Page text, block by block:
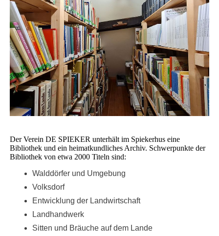
Der Verein DE SPIEKER unterhält im Spiekerhus eine
Bibliothek und ein heimatkundliches Archiv. Schwerpunkte der
Bibliothek von etwa 2000 Titeln sind:
Walddörfer und Umgebung
Volksdorf
Entwicklung der Landwirtschaft
Landhandwerk
Sitten und Bräuche auf dem Lande